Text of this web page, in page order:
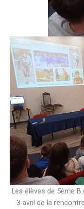
Les élèves de 5ème
3 avril de la